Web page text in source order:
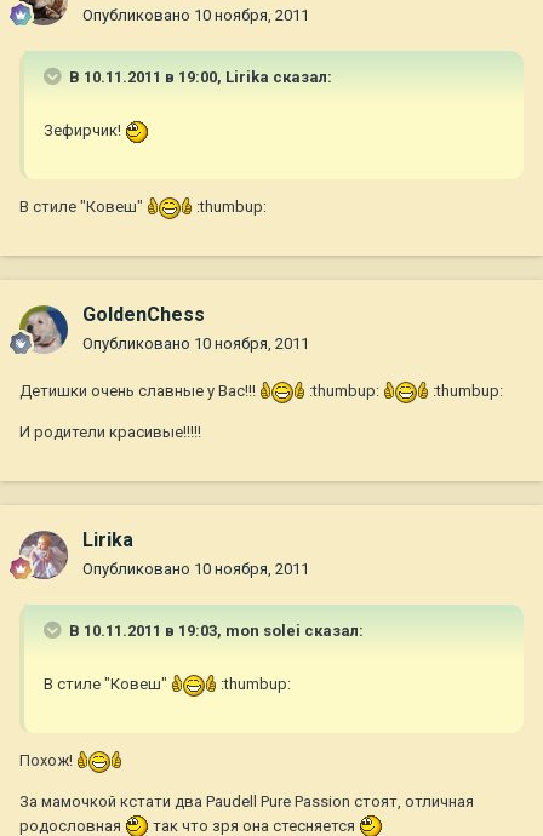
Опубликовано 10 ноября, 2011
В 10.11.2011 в 19:00, Lirika сказал:
Зефирчик!
В стиле "Ковеш" :thumbup:
GoldenChess
Опубликовано 10 ноября, 2011
Детишки очень славные у Вас!!! :thumbup: :thumbup:
И родители красивые!!!!!
Lirika
Опубликовано 10 ноября, 2011
В 10.11.2011 в 19:03, mon solei сказал:
В стиле "Ковеш" :thumbup:
Похож!
За мамочкой кстати два Paudell Pure Passion стоят, отличная
родословная
так что зря она стесняется